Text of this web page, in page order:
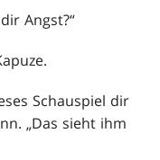
Angst?“
Schauspiel dir
„Das sieht ihm